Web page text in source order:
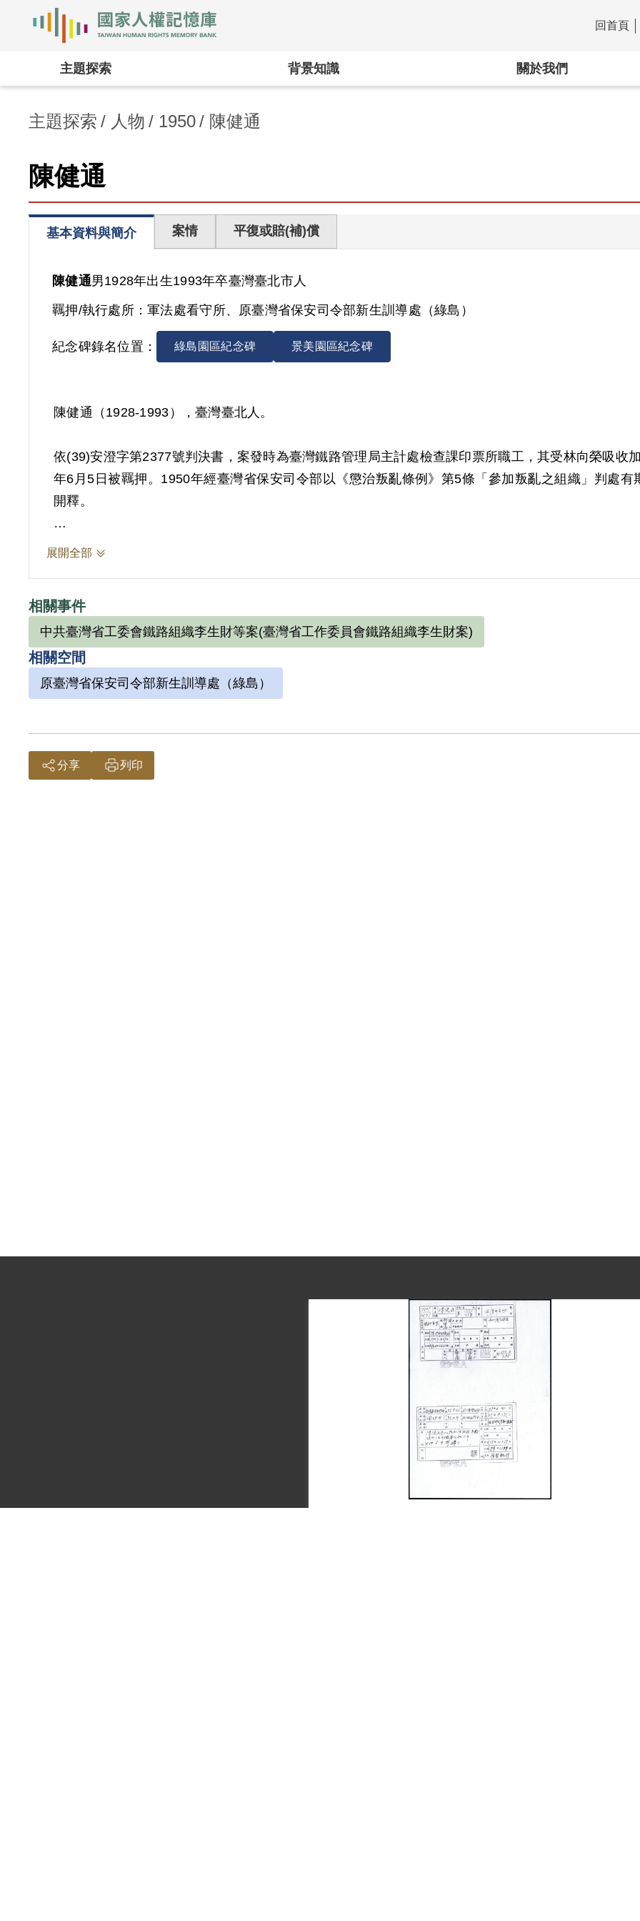
:::
回首頁
主題探索 背景知識 關於我們
主題探索 人物 1950 陳健通
陳健通
基本資料與簡介 案情 平復或賠(補)償
陳健通男1928年出生1993年卒臺灣臺北市人
羈押/執行處所：軍法處看守所、原臺灣省保安司令部新生訓導處（綠島）
紀念碑錄名位置： 綠島園區紀念碑 景美園區紀念碑
陳健通（1928-1993），臺灣臺北人。
依(39)安澄字第2377號判決書，案發時為臺灣鐵路管理局主計處檢查課印票所職工，其受林向榮吸收
年6月5日被羈押。1950年經臺灣省保安司令部以《懲治叛亂條例》第5條「參加叛亂之組織」判處
開釋。
其家屬於2002年2月向補償基金會提出申請，2003年6月經第3屆第5次臨時董事會審核通過予以補償
展開全部
相關事件
中共臺灣省工委會鐵路組織李生財等案(臺灣省工作委員會鐵路組織李生財案)
相關空間
原臺灣省保安司令部新生訓導處（綠島）
分享 列印